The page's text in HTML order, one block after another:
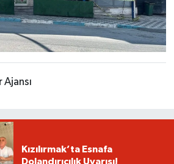
Ajansı
Kızılırmak’ta Esnafa
Dolandırıcılık Uyarısı!